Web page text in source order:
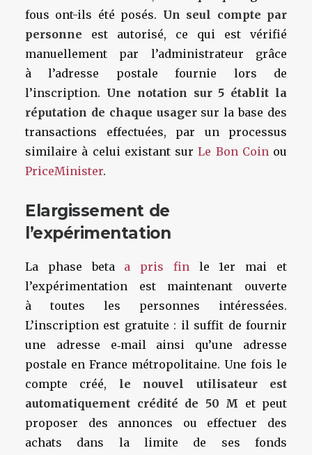
fous ont-ils été posés. Un seul compte par
personne est autorisé, ce qui est vérifié
manuellement par l’administrateur grâce
à l’adresse postale fournie lors de
l’inscription. Une notation sur 5 établit la
réputation de chaque usagersur la base des
transactions effectuées, par un processus
similaire à celui existant surLe Bon Coinou
PriceMinister.
Elargissement de
l’expérimentation
La phase beta a pris finle 1er mai et
l’expérimentation est maintenant ouverte
à toutes les personnes intéressées.
L’inscription est gratuite : il suffit de fournir
une adresse e‑mail ainsi qu’une adresse
postale en France métropolitaine. Une fois le
compte créé, le nouvel utilisateur est
automatiquement crédité de 50 M et peut
proposer des annonces ou effectuer des
achats dans la limite de ses fonds